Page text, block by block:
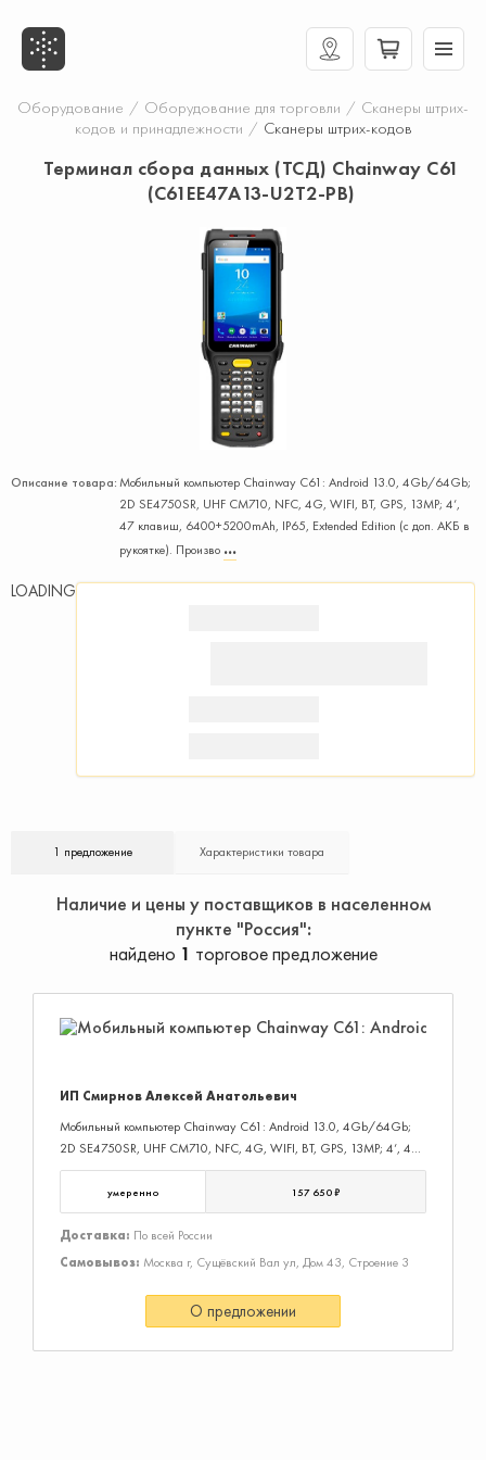
Оборудование / Оборудование для торговли / Сканеры штрих-
кодов и принадлежности / Сканеры штрих-кодов
Терминал сбора данных (ТСД) Chainway C61
(C61EE47A13-U2T2-PB)
Описание товара:Мобильный компьютер Chainway C61: Android 13.0, 4Gb/64Gb;
2D SE4750SR, UHF CM710, NFC, 4G, WIFI, BT, GPS, 13MP; 4‘,
47 клавиш, 6400+5200mAh, IP65, Extended Edition (с доп. АКБ в
рукоятке). Произво
LOADING
1 предложение Характеристики товара
Наличие и цены у поставщиков в населенном
пункте "Россия"
найдено 1 торговое предложение
ИП Смирнов Алексей Анатольевич
Мобильный компьютер Chainway C61: Android 13.0, 4Gb/64Gb;
2D SE4750SR, UHF CM710, NFC, 4G, WIFI, BT, GPS, 13MP; 4‘, 47
клавиш, 6400+5200mAh, IP65, Extended Edition (с доп. АКБ в
рукоятке). Производительность процессора на ядро: 1.8 GHz;
Сканирующий модуль: 2D Image; WiFi: да; Разрешение дисплея:
800x480; Чтение 2D: да; Тип операционной системы: Android 13;
Гарантия: 1 год
умеренно 157 650 ₽
Доставка: По всей России
Самовывоз: Москва г, Сущёвский Вал ул, Дом 43, Строение 3
О предложении